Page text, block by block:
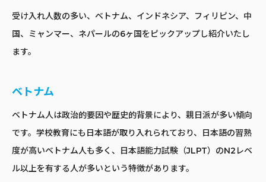
受け入れ人数の多い、ベトナム、インドネシア、フィリピン、中
国、ミャンマー、ネパールの6ヶ国をピックアップし紹介いたし
ます。
ベトナム
ベトナム人は政治的要因や歴史的背景により、親日派が多い傾向
です。学校教育にも日本語が取り入れられており、日本語の習熟
度が高いベトナム人も多く、日本語能力試験（JLPT）のN2レベ
ル以上を有する人が多いという特徴があります。